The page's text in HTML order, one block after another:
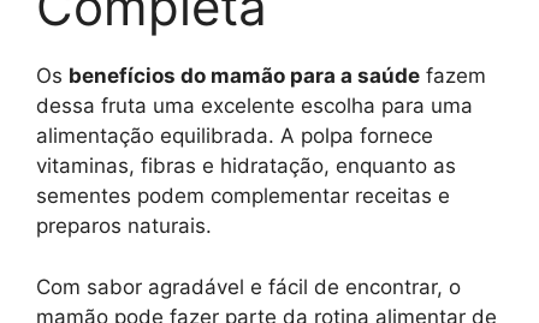
Os benefícios do mamão para a saúde fazem
dessa fruta uma excelente escolha para uma
alimentação equilibrada. A polpa fornece
vitaminas, fibras e hidratação, enquanto as
sementes podem complementar receitas e
preparos naturais.
Com sabor agradável e fácil de encontrar, o
mamão pode fazer parte da rotina alimentar de